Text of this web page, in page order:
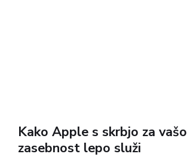
Kako Apple s skrbjo za vašo
zasebnost lepo služi